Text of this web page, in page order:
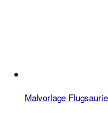
Malvorlage